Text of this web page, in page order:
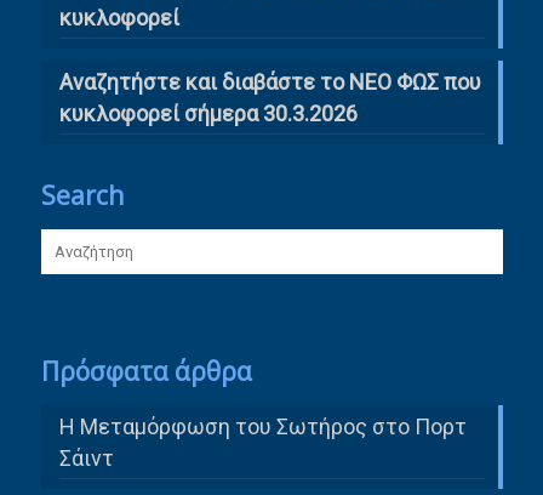
κυκλοφορεί
Αναζητήστε και διαβάστε το ΝΕΟ ΦΩΣ που
κυκλοφορεί σήμερα 30.3.2026
Search
Πρόσφατα άρθρα
Η Μεταμόρφωση του Σωτήρος στο Πορτ
Σάιντ